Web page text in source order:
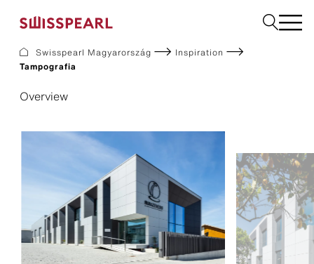
Tanácsadás igénylése
Fenntarthatóság
Homlokzat
Downloads
Swisspearl Magyarország
Inspiration
Tampografia
Overview